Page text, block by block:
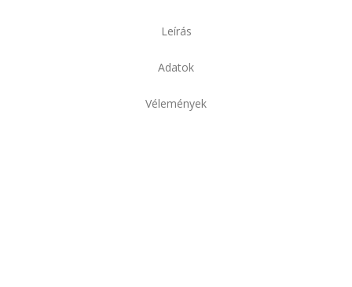
Leírás
Adatok
Vélemények